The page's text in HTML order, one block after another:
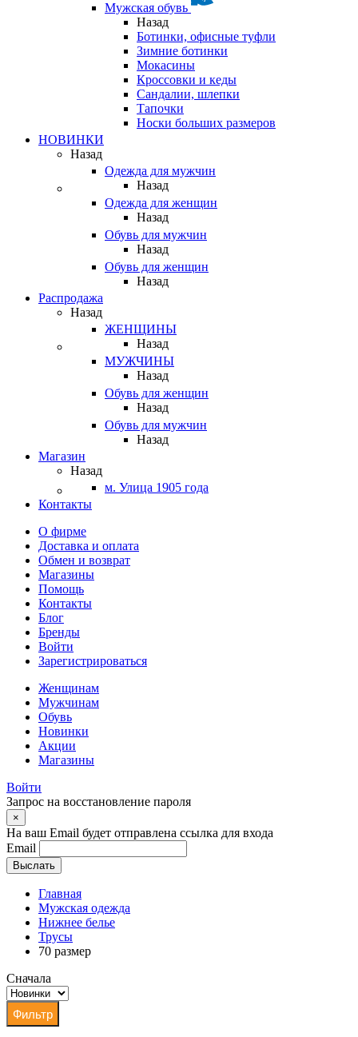
Мужская обувь
Назад
Ботинки, офисные туфли
Зимние ботинки
Мокасины
Кроссовки и кеды
Сандалии, шлепки
Тапочки
Носки больших размеров
НОВИНКИ
Назад
Одежда для мужчин
Назад
Одежда для женщин
Назад
Обувь для мужчин
Назад
Обувь для женщин
Назад
Распродажа
Назад
ЖЕНЩИНЫ
Назад
МУЖЧИНЫ
Назад
Обувь для женщин
Назад
Обувь для мужчин
Назад
Магазин
Назад
м. Улица 1905 года
Контакты
О фирме
Доставка и оплата
Обмен и возврат
Магазины
Помощь
Контакты
Блог
Бренды
Войти
Зарегистрироваться
Женщинам
Мужчинам
Обувь
Новинки
Акции
Магазины
Войти
Запрос на восстановление пароля
×
На ваш Email будет отправлена ссылка для входа
Email
Выслать
Главная
Мужская одежда
Нижнее белье
Трусы
70 размер
Сначала